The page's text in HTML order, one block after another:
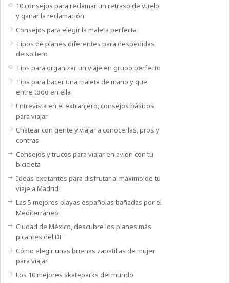
10 consejos para reclamar un retraso de vuelo
y ganar la reclamación
Consejos para elegir la maleta perfecta
Tipos de planes diferentes para despedidas
de soltero
Tips para organizar un viaje en grupo perfecto
Tips para hacer una maleta de mano y que
entre todo en ella
Entrevista en el extranjero, consejos básicos
para viajar
Chatear con gente y viajar a conocerlas, pros y
contras
Consejos y trucos para viajar en avion con tu
bicicleta
Ideas excitantes para disfrutar al máximo de tu
viaje a Madrid
Las 5 mejores playas españolas bañadas por el
Mediterráneo
Ciudad de México, descubre los planes más
picantes del DF
Cómo elegir unas buenas zapatillas de mujer
para viajar
Los 10 mejores skateparks del mundo